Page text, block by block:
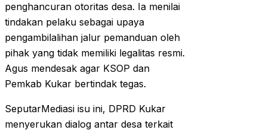
penghancuran otoritas desa. Ia menilai
tindakan pelaku sebagai upaya
pengambilalihan jalur pemanduan oleh
pihak yang tidak memiliki legalitas resmi.
Agus mendesak agar KSOP dan
Pemkab Kukar bertindak tegas.
SeputarMediasi isu ini, DPRD Kukar
menyerukan dialog antar desa terkait